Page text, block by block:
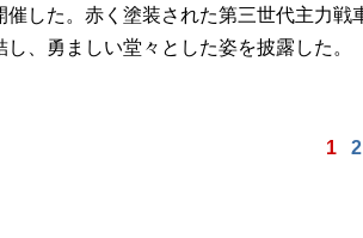
催した。赤く塗装された第三世代主力
、勇ましい堂々とした姿を披露した。
1 2